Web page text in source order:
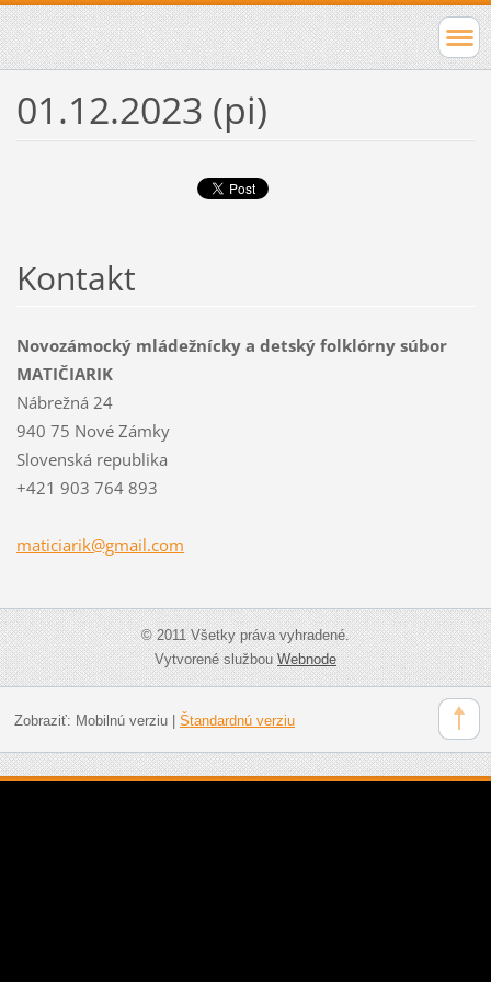
01.12.2023 (pi)
Kontakt
Novozámocký mládežnícky a detský folklórny súbor
MATIČIARIK
Nábrežná 24
940 75 Nové Zámky
Slovenská republika
+421 903 764 893
maticiarik@gmail.com
© 2011 Všetky práva vyhradené.
Vytvorené službouWebnode
Zobraziť: Mobilnú verziu| Štandardnú verziu